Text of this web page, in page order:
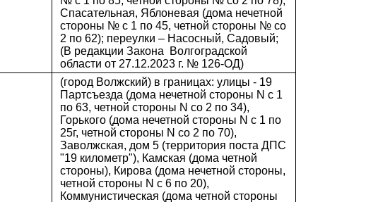
Спасательная, Яблоневая (дома нечетной
стороны № с 1 по 45, четной стороны № со
2 по 62); переулки – Насосный, Садовый;
(В редакции Закона Волгоградской
области от 27.12.2023 г. № 126-ОД)
(город Волжский) в границах: улицы - 19
Партсъезда (дома нечетной стороны N с 1
по 63, четной стороны N со 2 по 34),
Горького (дома нечетной стороны N с 1 по
25г, четной стороны N со 2 по 70),
Заволжская, дом 5 (территория поста ДПС
"19 километр"), Камская (дома четной
стороны), Кирова (дома нечетной стороны,
четной стороны N с 6 по 20),
Коммунистическая (дома четной стороны